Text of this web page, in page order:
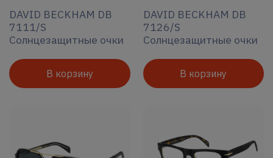
DAVID BECKHAM DB
7111/S
Солнцезащитные очки
В корзину
DAVID BECKHAM DB
7126/S
Солнцезащитные очки
В корзину